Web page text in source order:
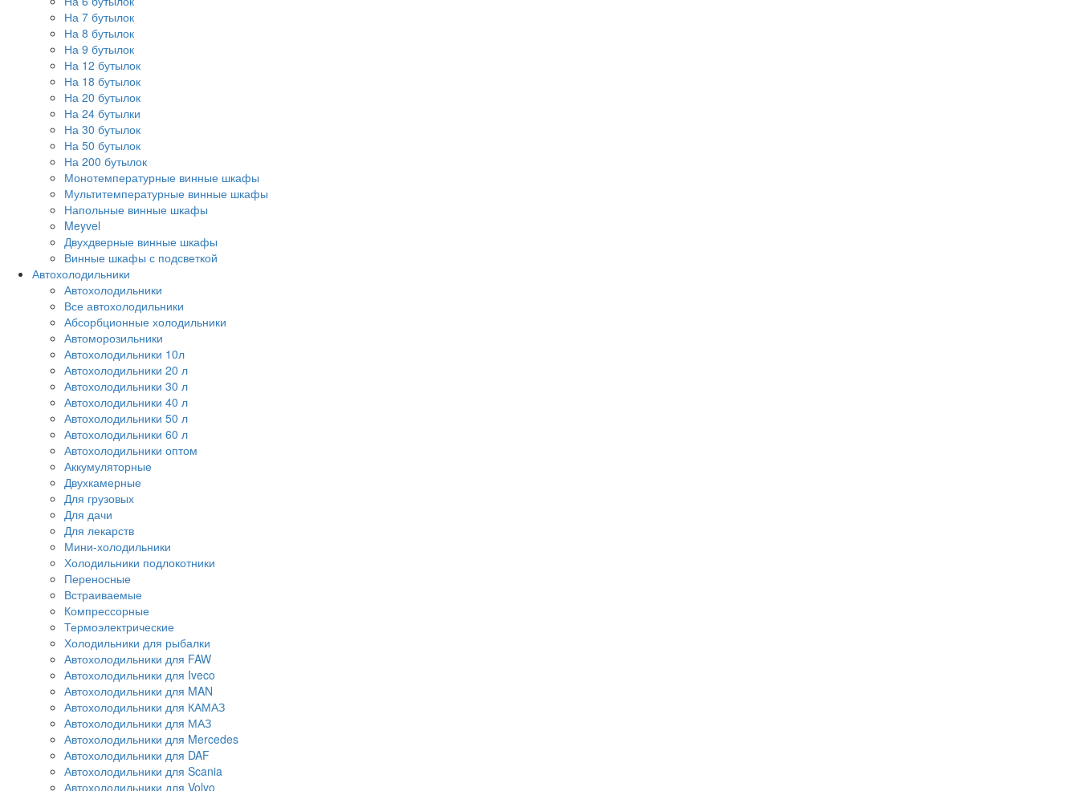
На 7 бутылок
На 8 бутылок
На 9 бутылок
На 12 бутылок
На 18 бутылок
На 20 бутылок
На 24 бутылки
На 30 бутылок
На 50 бутылок
На 200 бутылок
Монотемпературные винные шкафы
Мультитемпературные винные шкафы
Напольные винные шкафы
Meyvel
Двухдверные винные шкафы
Винные шкафы с подсветкой
Автохолодильники
Автохолодильники
Все автохолодильники
Абсорбционные холодильники
Автоморозильники
Автохолодильники 10л
Автохолодильники 20 л
Автохолодильники 30 л
Автохолодильники 40 л
Автохолодильники 50 л
Автохолодильники 60 л
Автохолодильники оптом
Аккумуляторные
Двухкамерные
Для грузовых
Для дачи
Для лекарств
Мини-холодильники
Холодильники подлокотники
Переносные
Встраиваемые
Компрессорные
Термоэлектрические
Холодильники для рыбалки
Автохолодильники для FAW
Автохолодильники для Iveco
Автохолодильники для MAN
Автохолодильники для КАМАЗ
Автохолодильники для МАЗ
Автохолодильники для Mercedes
Автохолодильники для DAF
Автохолодильники для Scania
Автохолодильники для Volvo